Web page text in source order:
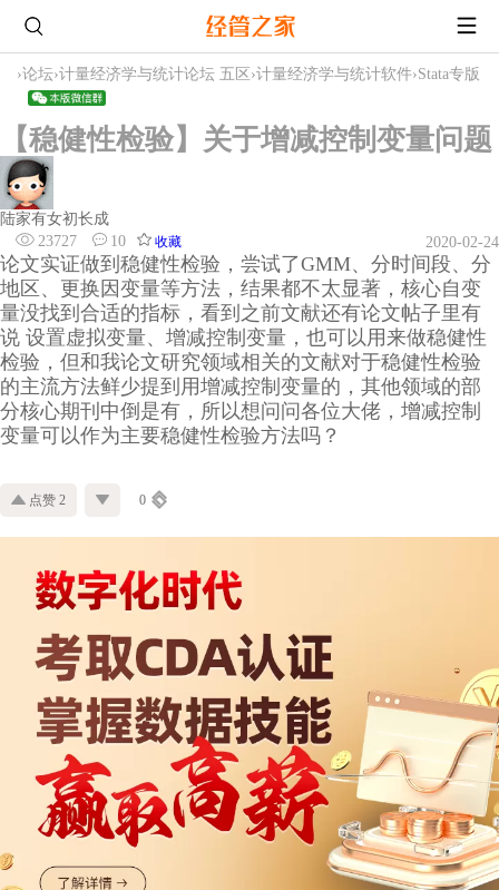
›论坛›计量经济学与统计论坛 五区 ›计量经济学与统计软件›Stata专版
【稳健性检验】关于增减控制变量问题
陆家有女初长成
23727
10 收藏 2020-02-24
论文实证做到稳健性检验，尝试了GMM、分时间段、分
地区、更换因变量等方法，结果都不太显著，核心自变
量没找到合适的指标，看到之前文献还有论文帖子里有
说 设置虚拟变量、增减控制变量，也可以用来做稳健性
检验，但和我论文研究领域相关的文献对于稳健性检验
的主流方法鲜少提到用增减控制变量的，其他领域的部
分核心期刊中倒是有，所以想问问各位大佬，增减控制
变量可以作为主要稳健性检验方法吗？
点赞 2 0